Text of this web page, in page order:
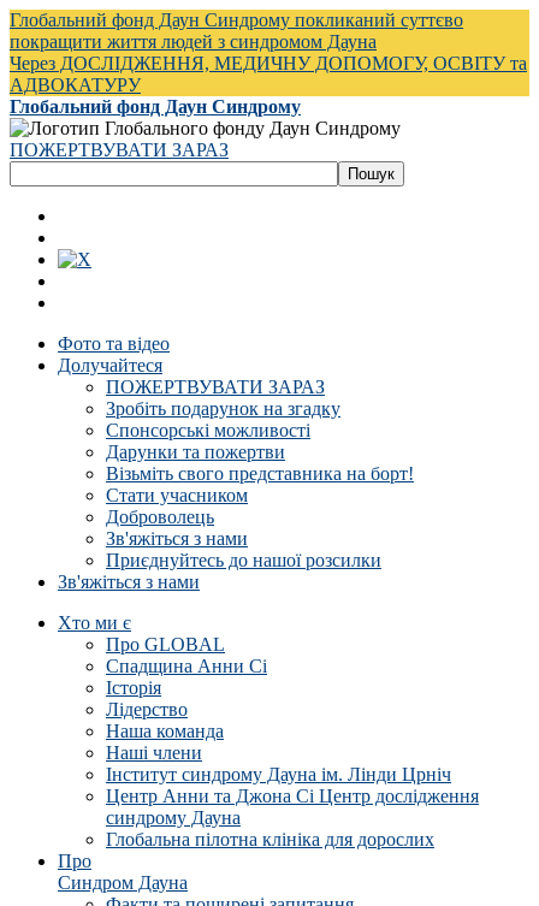
Глобальний фонд Даун Синдрому покликаний суттєво
покращити життя людей з синдромом Дауна
Через ДОСЛІДЖЕННЯ, МЕДИЧНУ ДОПОМОГУ, ОСВІТУ та
АДВОКАТУРУ
Глобальний фонд Даун Синдрому
ПОЖЕРТВУВАТИ ЗАРАЗ
Фото та відео
Долучайтеся
ПОЖЕРТВУВАТИ ЗАРАЗ
Зробіть подарунок на згадку
Спонсорські можливості
Дарунки та пожертви
Візьміть свого представника на борт!
Стати учасником
Доброволець
Зв'яжіться з нами
Приєднуйтесь до нашої розсилки
Зв'яжіться з нами
Хто ми є
Про GLOBAL
Спадщина Анни Сі
Історія
Лідерство
Наша команда
Наші члени
Інститут синдрому Дауна ім. Лінди Црніч
Центр Анни та Джона Сі Центр дослідження
синдрому Дауна
Глобальна пілотна клініка для дорослих
Про
Синдром Дауна